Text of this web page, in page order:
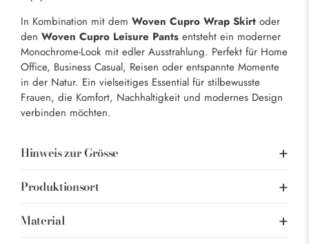
In Kombination mit dem Woven Cupro Wrap Skirt oder
den Woven Cupro Leisure Pants entsteht ein moderner
Monochrome-Look mit edler Ausstrahlung. Perfekt für Home
Office, Business Casual, Reisen oder entspannte Momente
in der Natur. Ein vielseitiges Essential für stilbewusste
Frauen, die Komfort, Nachhaltigkeit und modernes Design
verbinden möchten.
Hinweis zur Grösse
Produktionsort
Material